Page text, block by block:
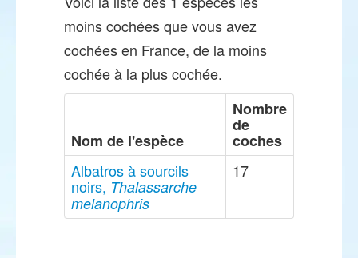
moins cochées que vous avez
cochées en France, de la moins
cochée à la plus cochée.
Nom de l'espèce
Nombre
de
coches
Albatros à sourcils
noirs, Thalassarche
melanophris
17